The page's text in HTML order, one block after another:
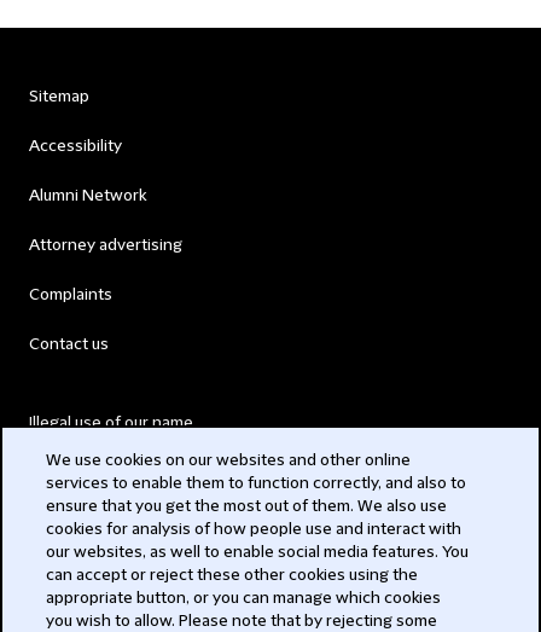
Sitemap
Accessibility
Alumni Network
Attorney advertising
Complaints
Contact us
Illegal use of our name
Modern Slavery Act
Privacy
Subscribe
We use cookies on our websites and other online
services to enable them to function correctly, and also to
ensure that you get the most out of them. We also use
cookies for analysis of how people use and interact with
our websites, as well to enable social media features. You
can accept or reject these other cookies using the
appropriate button, or you can manage which cookies
you wish to allow. Please note that by rejecting some